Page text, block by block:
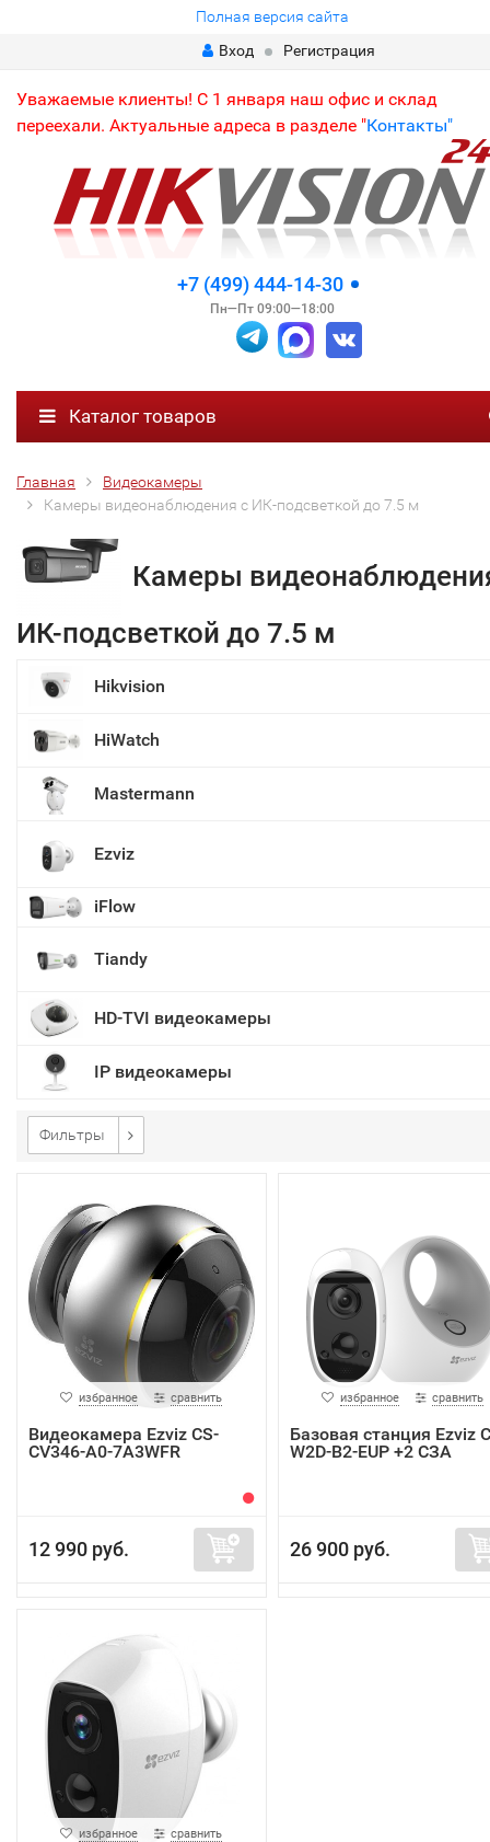
Полная версия сайта
Вход
Регистрация
Уважаемые клиенты! С 1 января наш офис и склад
переехали. Актуальные адреса в разделе "Контакты"
+7 (499) 444-14-30
Пн—Пт 09:00—18:00
Каталог товаров
Главная
Видеокамеры
Камеры видеонаблюдения с ИК-подсветкой до 7.5 м
Камеры
ИК-подсветкой до 7.5 м
Hikvision
HiWatch
Mastermann
Ezviz
iFlow
Tiandy
HD-TVI видеокамеры
IP видеокамеры
Фильтры
избранное сравнить
Видеокамера Ezviz CS-
CV346-A0-7A3WFR
12 990 руб.
избранное сравнить
Базовая станция Ezviz
W2D-B2-EUP +2 СЗА
26 900 руб.
избранное сравнить